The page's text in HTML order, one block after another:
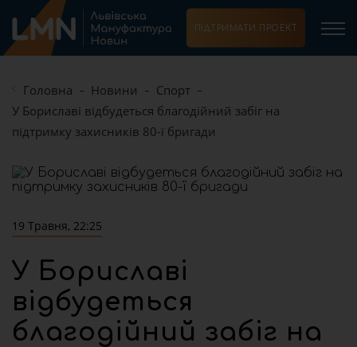
ПІДТРИМАТИ ПРОЕКТ
Головна Новини
Спорт
У Бориславі відбудеться благодійний забіг на
підтримку захисників 80-ї бригади
19 Травня, 22:25
У Бориславі
відбудеться
благодійний забіг на